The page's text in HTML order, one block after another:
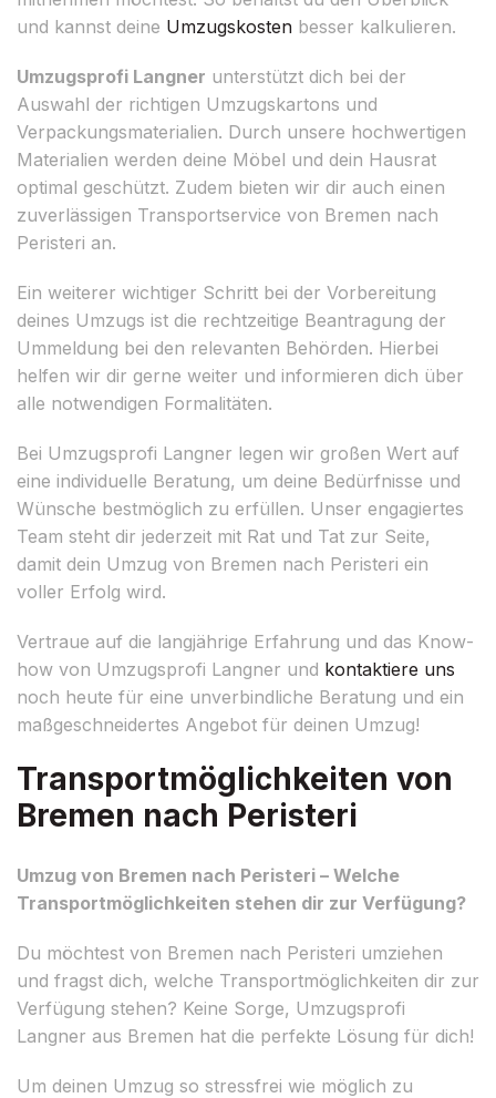
und kannst deine Umzugskosten besser kalkulieren.
Umzugsprofi Langner unterstützt dich bei der
Auswahl der richtigen Umzugskartons und
Verpackungsmaterialien. Durch unsere hochwertigen
Materialien werden deine Möbel und dein Hausrat
optimal geschützt. Zudem bieten wir dir auch einen
zuverlässigen Transportservice von Bremen nach
Peristeri an.
Ein weiterer wichtiger Schritt bei der Vorbereitung
deines Umzugs ist die rechtzeitige Beantragung der
Ummeldung bei den relevanten Behörden. Hierbei
helfen wir dir gerne weiter und informieren dich über
alle notwendigen Formalitäten.
Bei Umzugsprofi Langner legen wir großen Wert auf
eine individuelle Beratung, um deine Bedürfnisse und
Wünsche bestmöglich zu erfüllen. Unser engagiertes
Team steht dir jederzeit mit Rat und Tat zur Seite,
damit dein Umzug von Bremen nach Peristeri ein
voller Erfolg wird.
Vertraue auf die langjährige Erfahrung und das Know-
how von Umzugsprofi Langner und kontaktiere uns
noch heute für eine unverbindliche Beratung und ein
maßgeschneidertes Angebot für deinen Umzug!
Transportmöglichkeiten von
Bremen nach Peristeri
Umzug von Bremen nach Peristeri – Welche
Transportmöglichkeiten stehen dir zur Verfügung?
Du möchtest von Bremen nach Peristeri umziehen
und fragst dich, welche Transportmöglichkeiten dir zur
Verfügung stehen? Keine Sorge, Umzugsprofi
Langner aus Bremen hat die perfekte Lösung für dich!
Um deinen Umzug so stressfrei wie möglich zu